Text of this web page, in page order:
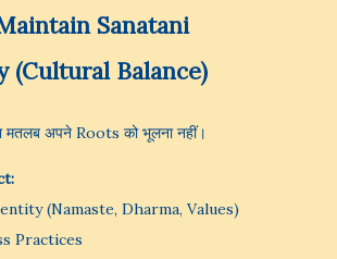
Sanatani
(Cultural Balance)
अपने Roots को भूलना नहीं।
(Namaste, Dharma, Values)
Practices